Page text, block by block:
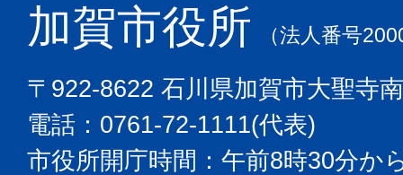
加賀市役所 （法人番号
〒922-8622 石川県加賀市大聖寺
電話：0761-72-1111(代表)
市役所開庁時間：午前8時30分か